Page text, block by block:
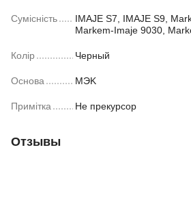
Сумісність
IMAJE S7, IMAJE S9,
Markem-Imaje 9030,
Колір Черный
Основа MЭK
Примітка Не прекурсор
Отзывы